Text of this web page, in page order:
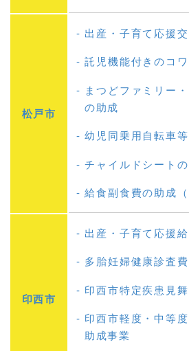
松戸市
出産・子育て応援
託児機能付きのコ
まつどファミリー
の助成
幼児同乗用自転車
チャイルドシート
給食副食費の助成（
印西市
出産・子育て応援
多胎妊婦健康診査
印西市特定疾患見
印西市軽度・中等
助成事業